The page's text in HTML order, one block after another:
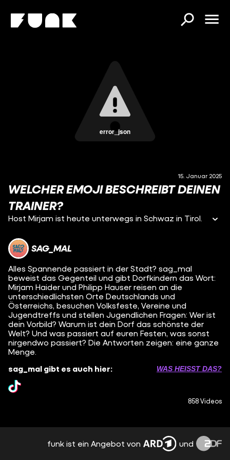
error_json
15. Januar 2025
WELCHER EMOJI BESCHREIBT DEINEN
TRAINER?
Host Mirjam ist heute unterwegs in Schwaz in Tirol.
SAG_MAL
Alles Spannende passiert in der Stadt? sag_mal
beweist das Gegenteil und gibt Dorfkindern das Wort:
Mirjam Haider und Philipp Hauser reisen an die
unterschiedlichsten Orte Deutschlands und
Österreichs, besuchen Volksfeste, Vereine und
Jugendtreffs und stellen Jugendlichen Fragen: Wer ist
dein Vorbild? Warum ist dein Dorf das schönste der
Welt? Und was passiert auf euren Festen, was sonst
nirgendwo passiert? Die Antworten zeigen: eine ganze
Menge.
sag_mal gibt es auch hier:
WAS HEISST DAS?
858 Videos
funk ist ein Angebot von und